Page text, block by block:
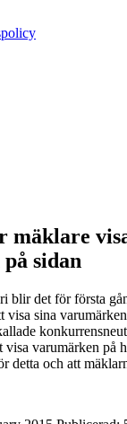
mäklare
sidan
blir det för första
visa sina
varumärken på
detta och att